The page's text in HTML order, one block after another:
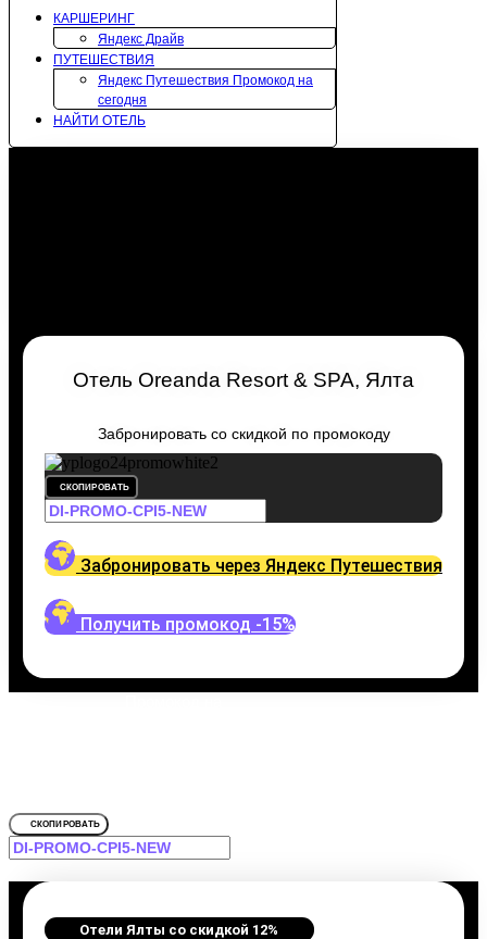
КАРШЕРИНГ
Яндекс Драйв
ПУТЕШЕСТВИЯ
Яндекс Путешествия Промокод на
сегодня
НАЙТИ ОТЕЛЬ
Отель Oreanda Resort & SPA, Ялта
Забронировать со скидкой по промокоду
СКОПИРОВАТЬ
Забронировать через Яндекс Путешествия
Получить промокод -15%
СКОПИРОВАТЬ
Отели Ялты со скидкой 12%